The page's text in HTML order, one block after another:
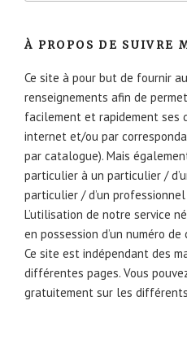
À PROPOS DE SUIVRE
Ce site à pour but de fournir
renseignements afin de
facilement et rapidement ses
internet et/ou par
par catalogue). Mais
particulier à un particulier /
particulier / d’un
L’utilisation de notre service
en possession d’un numéro
Ce site est indépendant des
différentes pages. Vous
gratuitement sur les